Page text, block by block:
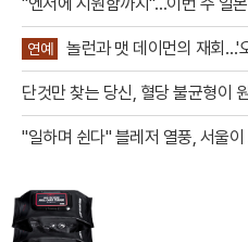
연예 놀런과 맷 데이먼의 재회…'
단것만 찾는 당신, 혈당 불균형이
"일하며 쉰다" 블레저 열풍, 서울이